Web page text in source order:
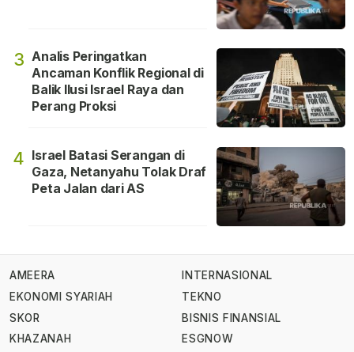
3 Analis Peringatkan
Ancaman Konflik Regional di
Balik Ilusi Israel Raya dan
Perang Proksi
4 Israel Batasi Serangan di
Gaza, Netanyahu Tolak Draf
Peta Jalan dari AS
AMEERA
EKONOMI SYARIAH
SKOR
KHAZANAH
INTERNASIONAL
TEKNO
BISNIS FINANSIAL
ESGNOW